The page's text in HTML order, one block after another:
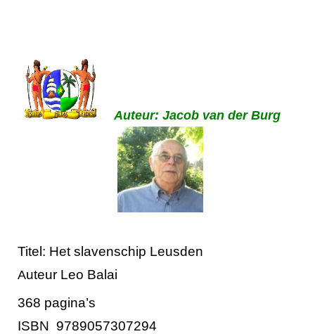
Auteur: Jacob van der Burg
Titel: Het slavenschip Leusden
Auteur Leo Balai
368 pagina’s
ISBN 9789057307294